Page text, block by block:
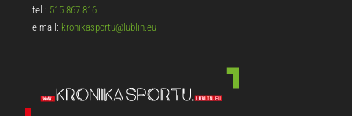
tel.: 515 867 816
e-mail: kronikasportu@lublin.eu